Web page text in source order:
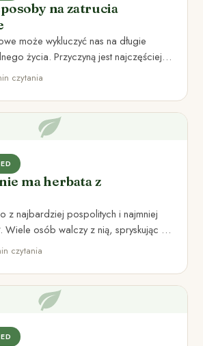
na zatrucia
może wykluczyć nas na długie
życia. Przyczyną jest najczęściej
ciężkostrawnego lub…
czytania
ma herbata z
z najbardziej pospolitych i najmniej
Wiele osób walczy z nią, spryskując ją
czytania